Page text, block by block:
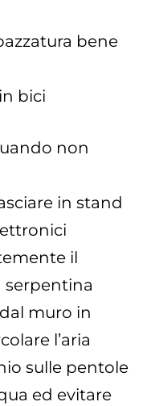
bene
bici
non
in stand
il
serpentina
muro in
l’aria
sulle pentole
ed evitare